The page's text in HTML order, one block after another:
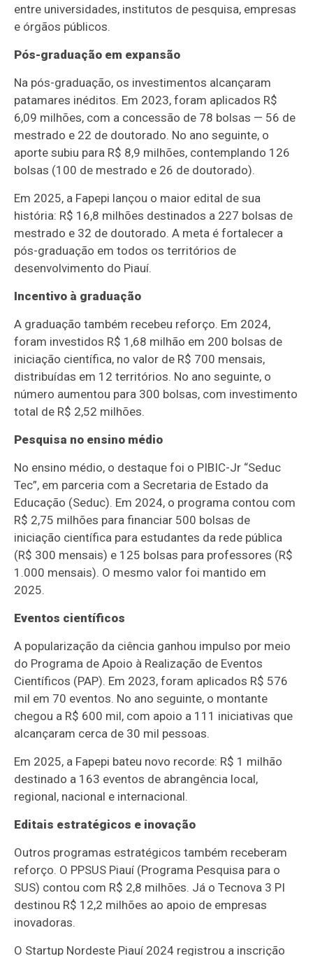
entre universidades, institutos de pesquisa, empresas
e órgãos públicos.
Pós-graduação em expansão
Na pós-graduação, os investimentos alcançaram
patamares inéditos. Em 2023, foram aplicados R$
6,09 milhões, com a concessão de 78 bolsas — 56 de
mestrado e 22 de doutorado. No ano seguinte, o
aporte subiu para R$ 8,9 milhões, contemplando 126
bolsas (100 de mestrado e 26 de doutorado).
Em 2025, a Fapepi lançou o maior edital de sua
história: R$ 16,8 milhões destinados a 227 bolsas de
mestrado e 32 de doutorado. A meta é fortalecer a
pós-graduação em todos os territórios de
desenvolvimento do Piauí.
Incentivo à graduação
A graduação também recebeu reforço. Em 2024,
foram investidos R$ 1,68 milhão em 200 bolsas de
iniciação científica, no valor de R$ 700 mensais,
distribuídas em 12 territórios. No ano seguinte, o
número aumentou para 300 bolsas, com investimento
total de R$ 2,52 milhões.
Pesquisa no ensino médio
No ensino médio, o destaque foi o PIBIC-Jr “Seduc
Tec”, em parceria com a Secretaria de Estado da
Educação (Seduc). Em 2024, o programa contou com
R$ 2,75 milhões para financiar 500 bolsas de
iniciação científica para estudantes da rede pública
(R$ 300 mensais) e 125 bolsas para professores (R$
1.000 mensais). O mesmo valor foi mantido em
2025.
Eventos científicos
A popularização da ciência ganhou impulso por meio
do Programa de Apoio à Realização de Eventos
Científicos (PAP). Em 2023, foram aplicados R$ 576
mil em 70 eventos. No ano seguinte, o montante
chegou a R$ 600 mil, com apoio a 111 iniciativas que
alcançaram cerca de 30 mil pessoas.
Em 2025, a Fapepi bateu novo recorde: R$ 1 milhão
destinado a 163 eventos de abrangência local,
regional, nacional e internacional.
Editais estratégicos e inovação
Outros programas estratégicos também receberam
reforço. O PPSUS Piauí (Programa Pesquisa para o
SUS) contou com R$ 2,8 milhões. Já o Tecnova 3 PI
destinou R$ 12,2 milhões ao apoio de empresas
inovadoras.
O Startup Nordeste Piauí 2024 registrou a inscrição